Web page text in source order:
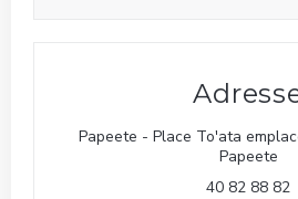
Papeete - Place To'ata
Papeete
40 82 88 82